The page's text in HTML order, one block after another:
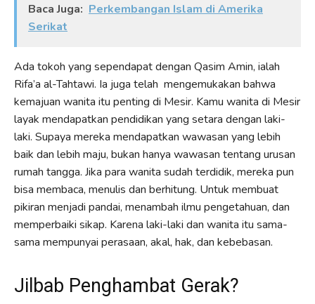
Baca Juga: Perkembangan Islam di Amerika
Serikat
Ada tokoh yang sependapat dengan Qasim Amin, ialah
Rifa’a al-Tahtawi. Ia juga telah mengemukakan bahwa
kemajuan wanita itu penting di Mesir. Kamu wanita di Mesir
layak mendapatkan pendidikan yang setara dengan laki-
laki. Supaya mereka mendapatkan wawasan yang lebih
baik dan lebih maju, bukan hanya wawasan tentang urusan
rumah tangga. Jika para wanita sudah terdidik, mereka pun
bisa membaca, menulis dan berhitung. Untuk membuat
pikiran menjadi pandai, menambah ilmu pengetahuan, dan
memperbaiki sikap. Karena laki-laki dan wanita itu sama-
sama mempunyai perasaan, akal, hak, dan kebebasan.
Jilbab Penghambat Gerak?